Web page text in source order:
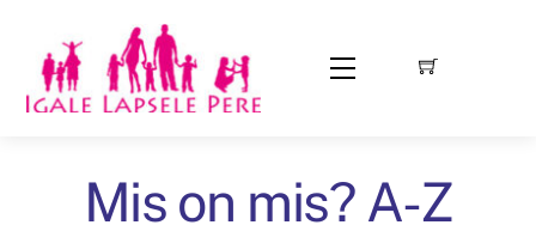
content
Menu
Mis on mis? A-Z